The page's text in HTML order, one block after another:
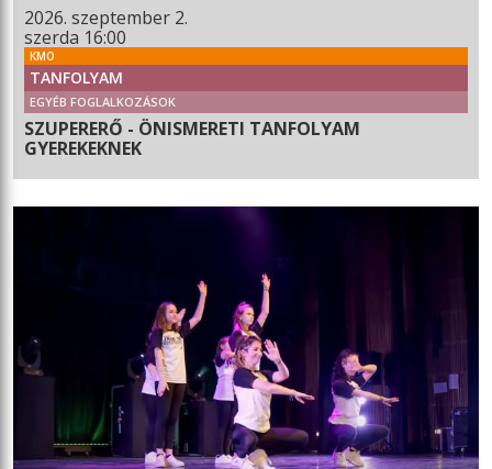
2026. szeptember 2.
szerda 16:00
KMO
TANFOLYAM
EGYÉB FOGLALKOZÁSOK
SZUPERERŐ - ÖNISMERETI TANFOLYAM
GYEREKEKNEK